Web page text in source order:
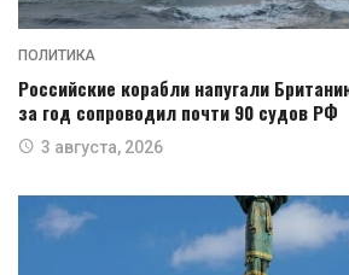
ПОЛИТИКА
Российские корабли напугали
за год сопроводил почти 90 судов РФ
3 августа, 2026